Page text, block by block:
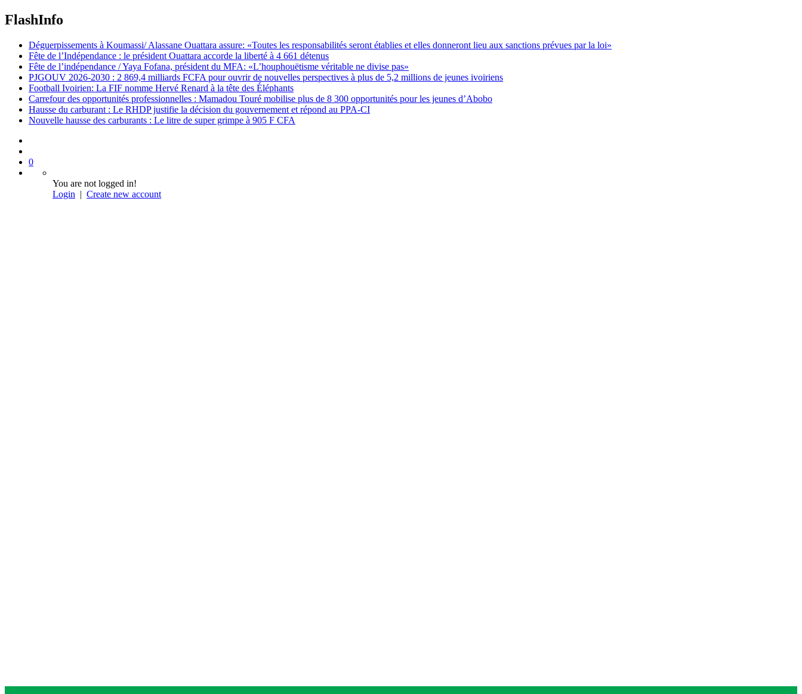
FlashInfo
Déguerpissements à Koumassi/ Alassane Ouattara assure: «Toutes les responsabilités seront établies et elles donneront lieu aux sanctions prévues par la loi»
Fête de l’Indépendance : le président Ouattara accorde la liberté à 4 661 détenus
Fête de l’indépendance / Yaya Fofana, président du MFA: «L’houphouëtisme véritable ne divise pas»
PJGOUV 2026-2030 : 2 869,4 milliards FCFA pour ouvrir de nouvelles perspectives à plus de 5,2 millions de jeunes ivoiriens
Football Ivoirien: La FIF nomme Hervé Renard à la tête des Éléphants
Carrefour des opportunités professionnelles : Mamadou Touré mobilise plus de 8 300 opportunités pour les jeunes d’Abobo
Hausse du carburant : Le RHDP justifie la décision du gouvernement et répond au PPA-CI
Nouvelle hausse des carburants : Le litre de super grimpe à 905 F CFA
0
You are not logged in!
Login | Create new account